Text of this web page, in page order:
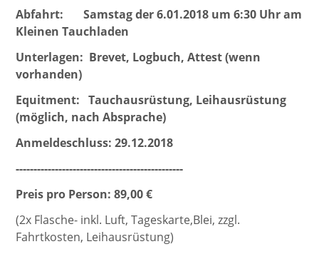
Abfahrt: Samstag der 6.01.2018 um 6:30 Uhr am
Kleinen Tauchladen
Unterlagen: Brevet, Logbuch, Attest (wenn
vorhanden)
Equitment: Tauchausrüstung, Leihausrüstung
(möglich, nach Absprache)
Anmeldeschluss: 29.12.2018
-----------------------------------------------
Preis pro Person: 89,00 €
(2x Flasche- inkl. Luft, Tageskarte,Blei, zzgl.
Fahrtkosten, Leihausrüstung)